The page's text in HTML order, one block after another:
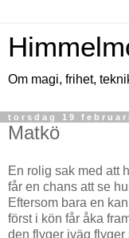
Om magi, frihet,
torsdag 19
Matkö
En rolig sak med att
får en chans att se
Eftersom bara en
först i kön får åka
den flyger iväg flyger